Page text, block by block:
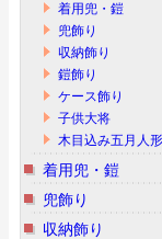
着用兜・鎧
兜飾り
収納飾り
鎧飾り
ケース飾り
子供大将
木目込み五月人形
着用兜・鎧
兜飾り
収納飾り